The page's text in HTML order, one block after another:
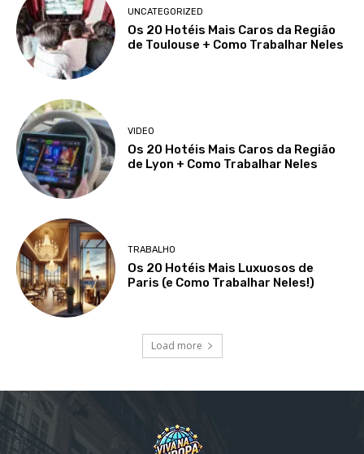
UNCATEGORIZED
Os 20 Hotéis Mais Caros da Região
de Toulouse + Como Trabalhar Neles
VIDEO
Os 20 Hotéis Mais Caros da Região
de Lyon + Como Trabalhar Neles
TRABALHO
Os 20 Hotéis Mais Luxuosos de
Paris (e Como Trabalhar Neles!)
Load more